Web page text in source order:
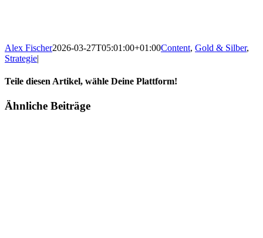
Alex Fischer2026-03-27T05:01:00+01:00Content, Gold & Silber,
Strategie|
Teile diesen Artikel, wähle Deine Plattform!
Facebook
Twitter
Reddit
LinkedIn
Tumblr
Pinterest
Vk
E-
Ähnliche Beiträge